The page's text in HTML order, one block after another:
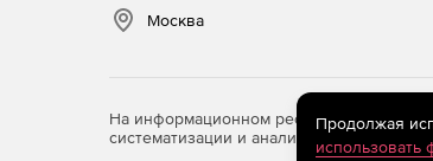
Москва
На информационном ресурсе
систематизации и анализа сведений,
Продолжая
использовать